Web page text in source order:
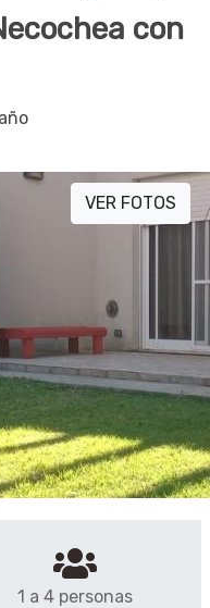
con
VER FOTOS
1 a 4 personas